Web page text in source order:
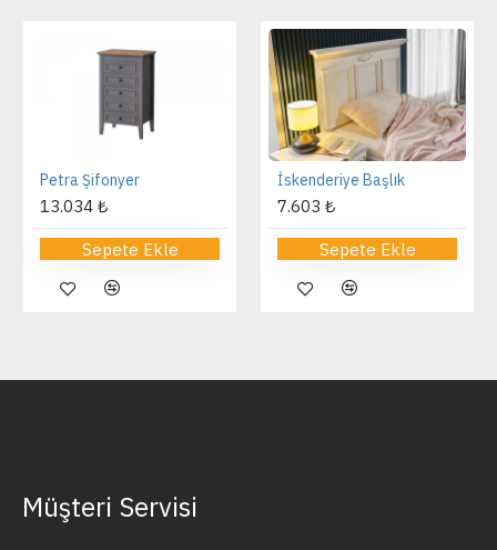
Petra Şifonyer
13.034 ₺
Sepete Ekle
İskenderiye Başlık
7.603 ₺
Sepete Ekle
Müşteri Servisi